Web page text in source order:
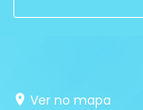
Ver no mapa